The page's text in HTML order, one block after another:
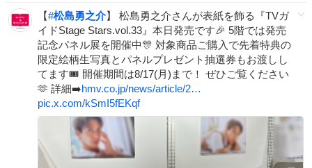
【#松島勇之介】 松島勇之介さんが表紙を飾る『TVガ
イドStage Stars.vol.33』本日発売です🎉 5階では発売
記念パネル展を開催中🎊 対象商品ご購入で先着特典の
限定絵柄生写真とパネルプレゼント抽選券もお渡しし
てます🎟️ 開催期間は8/17(月)まで！ ぜひご覧ください
🫶 詳細➡️hmv.co.jp/news/article/2…
pic.x.com/kSmI5fEKqf